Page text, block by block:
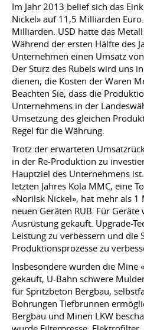
Im Jahr 2013 belief sich das
Nickel» auf 11,5 Milliarden
Milliarden. USD hatte das
Während der ersten Hälfte des
Unternehmen einen Umsatz
Der Sturz des Rubels wird uns
dienen, die Kosten der Waren
Beachten Sie, dass die
Unternehmens in der
Umsetzung des gleichen
Regel für die Währung.
Trotz der erwarteten
in der Re-Produktion zu
Hauptziel des Unternehmens
letzten Jahres Kola MMC, eine
«Norilsk Nickel», hat mehr als
neuen Geräten RUB. Für
Ausrüstung gekauft. Upgrade-
Leistung zu verbessern und die
Produktionsprozesse zu
Insbesondere wurden die Mine
gekauft, U-Bahn schwere
für Spritzbeton Bergbau,
Bohrungen Tiefbrunnen
Bergbau und Minen LKW